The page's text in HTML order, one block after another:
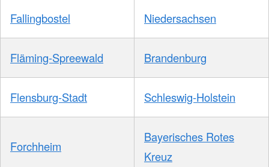
Fallingbostel Niedersachsen
Fläming-Spreewald Brandenburg
Flensburg-Stadt Schleswig-Holstein
Forchheim
Bayerisches Rotes
Kreuz